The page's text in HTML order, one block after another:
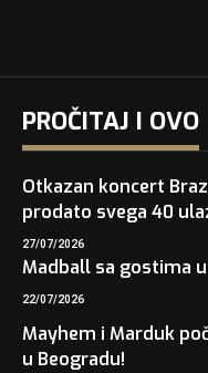
PROČITAJ I OVO
Otkazan koncert
prodato svega 40
27/07/2026
Madball sa gostima
22/07/2026
Mayhem i Marduk
u Beogradu!